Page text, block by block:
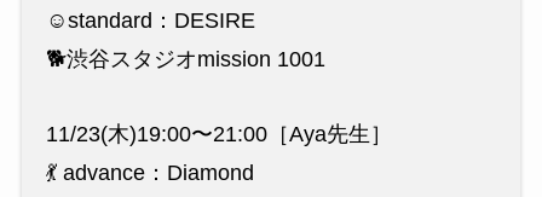
☺️standard：DESIRE
🐕渋谷スタジオmission 1001
11/23(木)19:00〜21:00［Aya先生］
💃 advance：Diamond